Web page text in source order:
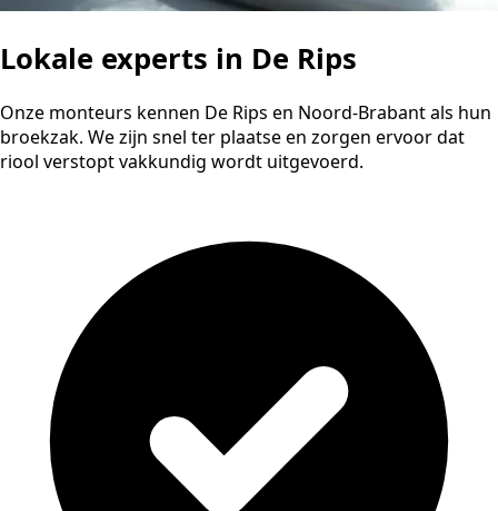
Lokale experts in De Rips
Onze monteurs kennen De Rips en Noord-Brabant als hun
broekzak. We zijn snel ter plaatse en zorgen ervoor dat
riool verstopt vakkundig wordt uitgevoerd.